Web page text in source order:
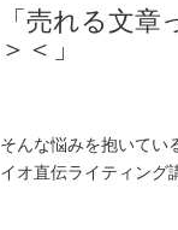
「売れる文
＞＜」
そんな悩みを抱いてい
イオ直伝ライティング